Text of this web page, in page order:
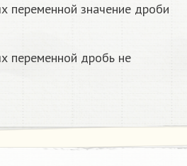
переменной значение дроби
переменной дробь не